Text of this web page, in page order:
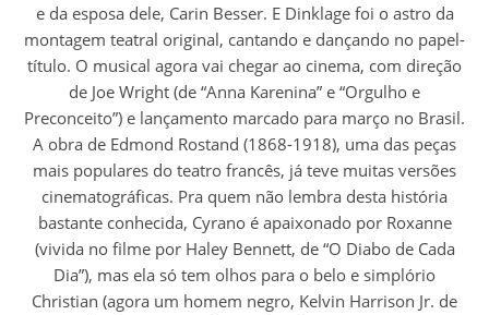
e da esposa dele, Carin Besser. E Dinklage foi o astro da
montagem teatral original, cantando e dançando no papel-
título. O musical agora vai chegar ao cinema, com direção
de Joe Wright (de “Anna Karenina” e “Orgulho e
Preconceito”) e lançamento marcado para março no Brasil.
A obra de Edmond Rostand (1868-1918), uma das peças
mais populares do teatro francês, já teve muitas versões
cinematográficas. Pra quem não lembra desta história
bastante conhecida, Cyrano é apaixonado por Roxanne
(vivida no filme por Haley Bennett, de “O Diabo de Cada
Dia”), mas ela só tem olhos para o belo e simplório
Christian (agora um homem negro, Kelvin Harrison Jr. de